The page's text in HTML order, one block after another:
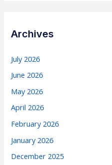
Archives
July 2026
June 2026
May 2026
April 2026
February 2026
January 2026
December 2025